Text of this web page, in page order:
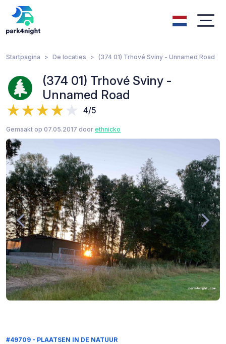
Startpagina De locaties (374 01) Trhové Sviny - Unnamed Road
(374 01) Trhové Sviny -
Unnamed Road
4/5
Gemaakt op 07.05.2017 door ethnicko
#49709 - PLAATSEN IN DE NATUUR